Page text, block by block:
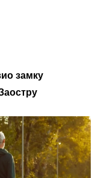
замку